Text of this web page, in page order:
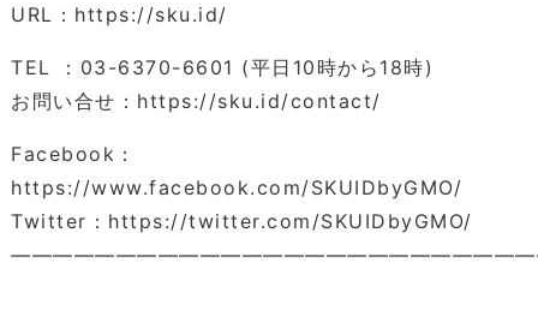
URL：https://sku.id/
TEL ：03-6370-6601 (平日10時から18時)
お問い合せ：https://sku.id/contact/
Facebook：
https://www.facebook.com/SKUIDbyGMO/
Twitter：https://twitter.com/SKUIDbyGMO/